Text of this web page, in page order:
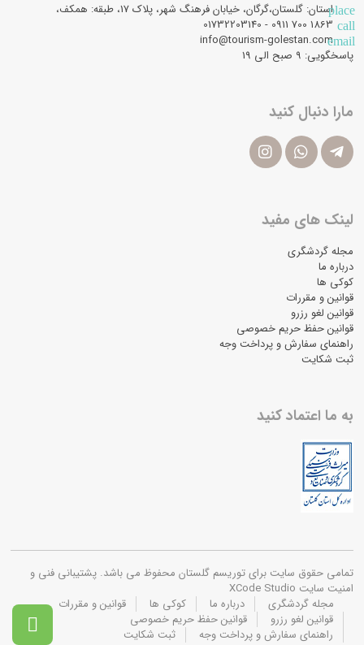

placeاستان: گلستان،گرگان، خیابان فرهنگ شهر، پلاک 17، طبقه: همکف،
call
email
info@tourism-golestan.com
پاسخگویی: ۹ صبح الی 19
مارا دنبال کنید
لینک های مفید
مجله گردشگری
درباره ما
کوکی ها
قوانین و مقررات
قوانین لغو رزرو
قوانین حفظ حریم خصوصی
راهنمای سفارش و پرداخت وجه
ثبت شکایت
به ما اعتماد کنید
تمامی حقوق سایت برای توریسم گلستان محفوظ می باشد. پشتیبانی فنی و
امنیت سایت XCode Studio
مجله گردشگری
درباره ما کوکی ها
قوانین و مقررات
قوانین لغو رزرو
قوانین حفظ حریم خصوصی
راهنمای سفارش و پرداخت وجه
ثبت شکایت